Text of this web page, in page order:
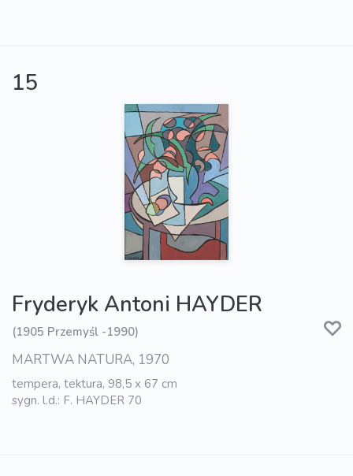
15
Fryderyk Antoni HAYDER
(1905 Przemyśl -1990)
MARTWA NATURA, 1970
tempera, tektura, 98,5 x 67 cm
sygn. l.d.: F. HAYDER 70